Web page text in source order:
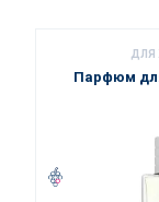
ДЛЯ
Парфюм